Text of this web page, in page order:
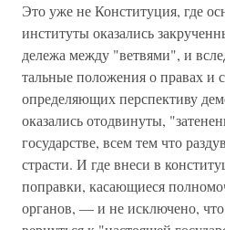
Это уже не Конституция, где
институты оказались
дележа между "ветвями", и
тальные положения о правах и
опреде­ляющих перспективу
оказались отодвинуты,
государстве, всем тем что
страсти. И где внеси в
поправки, касающиеся
органов, — и не исключено,